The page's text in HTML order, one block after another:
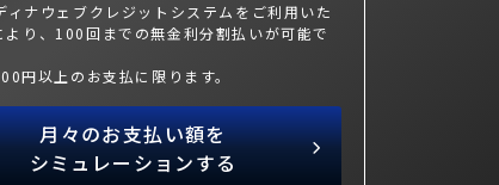
ィナウェブクレジットシステムをご利用いた
より、100回までの無金利分割払いが可能で
円以上のお支払に限ります。
月々のお支払い額を
シミュレーションする